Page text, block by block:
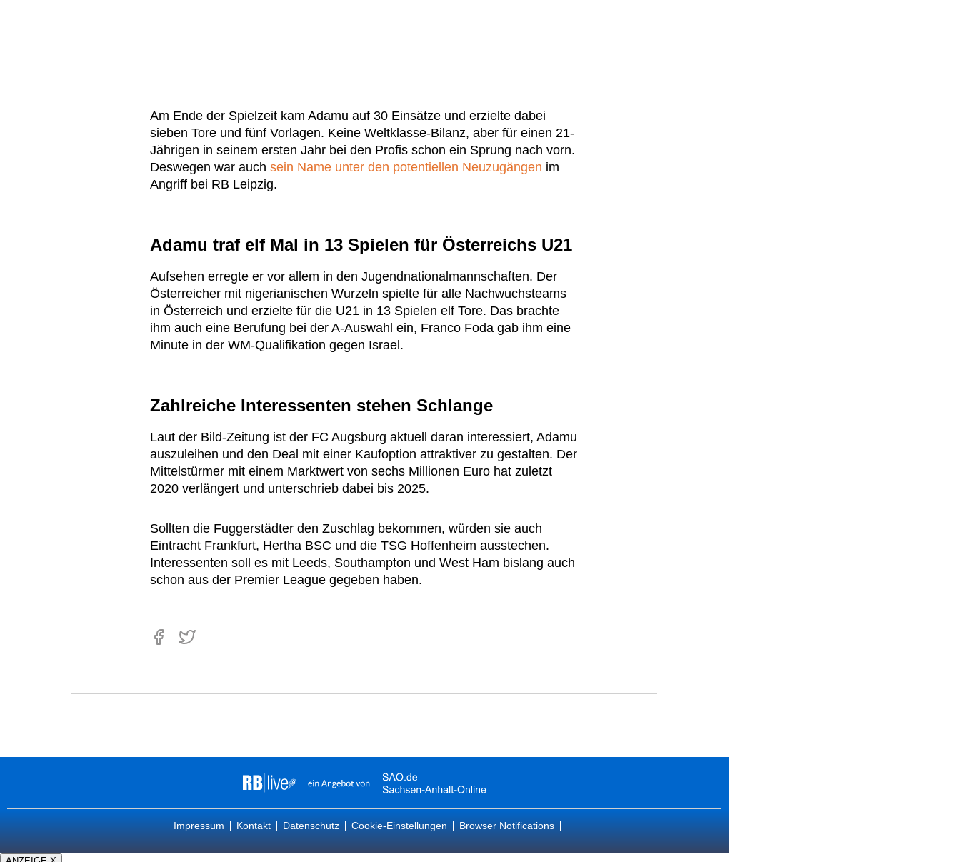
Am Ende der Spielzeit kam Adamu auf 30 Einsätze und erzielte dabei
sieben Tore und fünf Vorlagen. Keine Weltklasse-Bilanz, aber für einen 21-
Jährigen in seinem ersten Jahr bei den Profis schon ein Sprung nach vorn.
Deswegen war auch sein Name unter den potentiellen Neuzugängen im
Angriff bei RB Leipzig.
Adamu traf elf Mal in 13 Spielen für Österreichs U21
Aufsehen erregte er vor allem in den Jugendnationalmannschaften. Der
Österreicher mit nigerianischen Wurzeln spielte für alle Nachwuchsteams
in Österreich und erzielte für die U21 in 13 Spielen elf Tore. Das brachte
ihm auch eine Berufung bei der A-Auswahl ein, Franco Foda gab ihm eine
Minute in der WM-Qualifikation gegen Israel.
Zahlreiche Interessenten stehen Schlange
Laut der Bild-Zeitung ist der FC Augsburg aktuell daran interessiert, Adamu
auszuleihen und den Deal mit einer Kaufoption attraktiver zu gestalten. Der
Mittelstürmer mit einem Marktwert von sechs Millionen Euro hat zuletzt
2020 verlängert und unterschrieb dabei bis 2025.
Sollten die Fuggerstädter den Zuschlag bekommen, würden sie auch
Eintracht Frankfurt, Hertha BSC und die TSG Hoffenheim ausstechen.
Interessenten soll es mit Leeds, Southampton und West Ham bislang auch
schon aus der Premier League gegeben haben.
Impressum Kontakt Datenschutz Cookie-Einstellungen Browser Notifications